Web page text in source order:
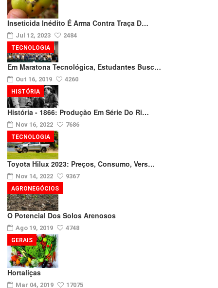
Inseticida Inédito É Arma Contra Traça D…
Jul 12, 2023 2484
Em Maratona Tecnológica, Estudantes Busc…
Out 16, 2019 4260
TECNOLOGIA
História - 1866: Produção Em Série Do Ri…
Nov 16, 2022 7686
HISTÓRIA
Toyota Hilux 2023: Preços, Consumo, Vers…
Nov 14, 2022 9367
TECNOLOGIA
O Potencial Dos Solos Arenosos
Ago 19, 2019 4748
AGRONEGÓCIOS
Hortaliças
Mar 04, 2019 17075
GERAIS